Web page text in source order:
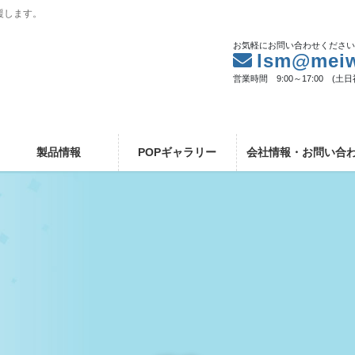
ます。
お気軽にお問い合わせくださ
営業時間 9:00～17:00 (土日
製品情報 POPギャラリー 会社情報・お問い合